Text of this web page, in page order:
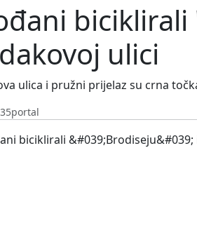
ulici
ulica i pružni prijelaz su crna